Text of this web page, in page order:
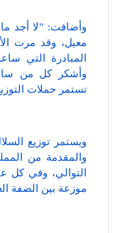
معيل، وقد مرت
المبادرة التي
وأشكر كل من
تستمر حملات
ويستمر توزيع
والمقدمة من
موزعة بين الضفة